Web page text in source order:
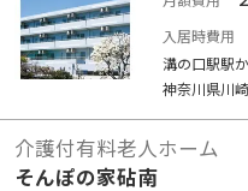
入居時費用
溝の口駅駅
神奈川県川
介護付有料老人ホーム
そんぽの家砧南